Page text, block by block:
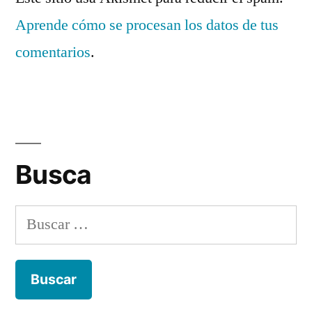
Aprende cómo se procesan los datos de tus
comentarios.
Busca
Buscar: